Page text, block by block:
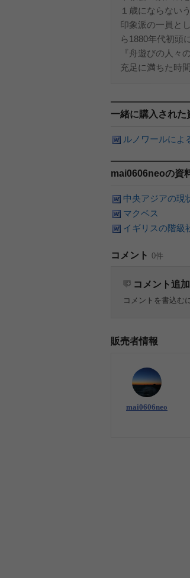
１歳にならない
印象派の一員と
ら1880年代初頭
『舟遊びの人々
充足に満ちた時
一緒に購入された
ルノワールによ
mai0606neoの資
中央アジアの現
マクベス
イギリスの階級
コメント 0件
コメント追加
コメントを書込む
販売者情報
mai0606neo